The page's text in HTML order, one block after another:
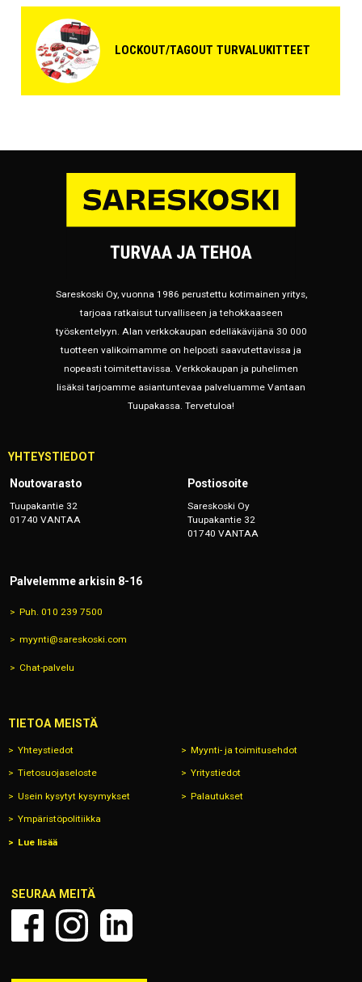
LOCKOUT/TAGOUT TURVALUKITTEET
Sareskoski Oy, vuonna 1986 perustettu kotimainen yritys,
tarjoaa ratkaisut turvalliseen ja tehokkaaseen
työskentelyyn. Alan verkkokaupan edelläkävijänä 30 000
tuotteen valikoimamme on helposti saavutettavissa ja
nopeasti toimitettavissa. Verkkokaupan ja puhelimen
lisäksi tarjoamme asiantuntevaa palveluamme Vantaan
Tuupakassa. Tervetuloa!
YHTEYSTIEDOT
Noutovarasto
Tuupakantie 32
01740 VANTAA
Postiosoite
Sareskoski Oy
Tuupakantie 32
01740 VANTAA
Palvelemme arkisin 8-16
Puh. 010 239 7500
myynti@sareskoski.com
Chat-palvelu
TIETOA MEISTÄ
Yhteystiedot Myynti- ja toimitusehdot
Tietosuojaseloste Yritystiedot
Usein kysytyt kysymykset Palautukset
Ympäristöpolitiikka
Lue lisää
SEURAA MEITÄ